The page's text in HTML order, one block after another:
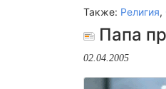
Также: Религия,
Папа
02.04.2005